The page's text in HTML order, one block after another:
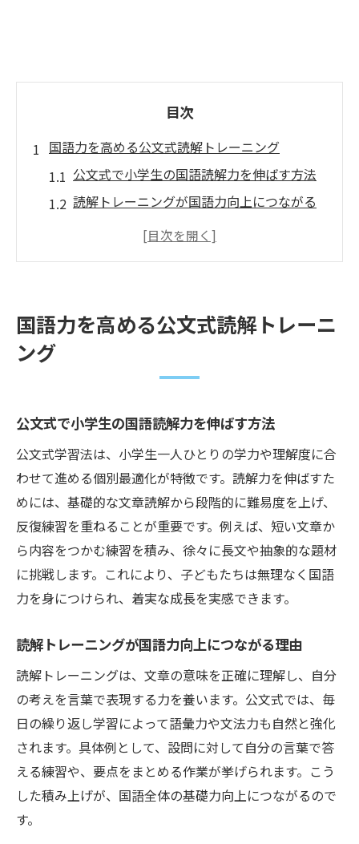
目次
国語力を高める公文式読解トレーニング
公文式で小学生の国語読解力を伸ばす方法
読解トレーニングが国語力向上につながる
読解力を伸ばす公文式の具体的ステップ
小学生の読解力伸ばす学びの工夫とは
読解力を高める小学生向け国語学習の工夫
ント
小学生の国語力を伸ばす学びの工夫を解説
読解力トレーニングが成績向上に役立つ理
由
楽しく続く国語と読解力の学習アイデア
小学生の国語読解力が伸びる実践法
読解力不足の小学生に公文式が選ばれる理
由
公文式読解トレーニングで国語力を底上げ
小学生の読解力を伸ばす公文式実践の効果
国語力向上に役立つ公文式学習法の魅力
読解力に自信が持てる公文式の進め方
国語力を高める公文式読解トレーニ
ング
公文式で小学生の国語読解力を伸ばす方法
公文式学習法は、小学生一人ひとりの学力や理解度に合
わせて進める個別最適化が特徴です。読解力を伸ばすた
めには、基礎的な文章読解から段階的に難易度を上げ、
反復練習を重ねることが重要です。例えば、短い文章か
ら内容をつかむ練習を積み、徐々に長文や抽象的な題材
に挑戦します。これにより、子どもたちは無理なく国語
力を身につけられ、着実な成長を実感できます。
読解トレーニングが国語力向上につながる理由
読解トレーニングは、文章の意味を正確に理解し、自分
の考えを言葉で表現する力を養います。公文式では、毎
日の繰り返し学習によって語彙力や文法力も自然と強化
されます。具体例として、設問に対して自分の言葉で答
える練習や、要点をまとめる作業が挙げられます。こう
した積み上げが、国語全体の基礎力向上につながるので
す。